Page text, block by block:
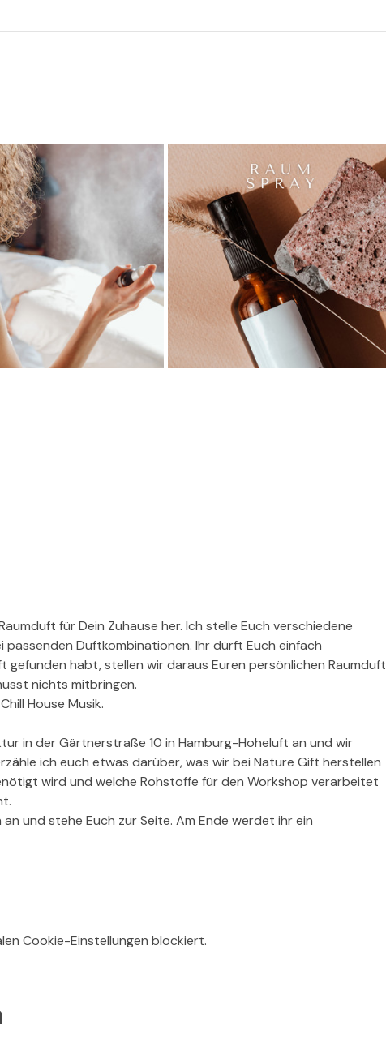
für Dein Zuhause her. Ich stelle Euch verschiedene
Duftkombinationen. Ihr dürft Euch einfach
gefunden habt, stellen wir daraus Euren persönlichen Raumduft
nichts mitbringen.
House Musik.
in der Gärtnerstraße 10 in Hamburg-Hoheluft an und wir
ich euch etwas darüber, was wir bei Nature Gift herstellen
wird und welche Rohstoffe für den Workshop verarbeitet
und stehe Euch zur Seite. Am Ende werdet ihr ein
Cookie-Einstellungen blockiert.